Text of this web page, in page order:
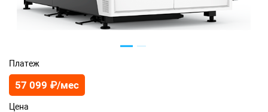
Платеж
57 099 ₽/мес
Цена